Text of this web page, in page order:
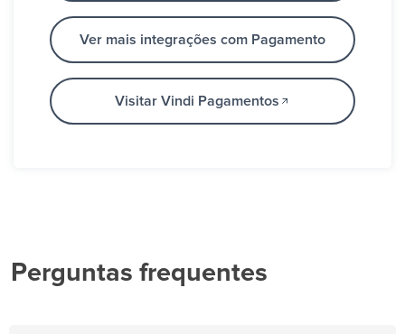
Ver mais integrações com Pagamento
Visitar Vindi Pagamentos
Perguntas frequentes